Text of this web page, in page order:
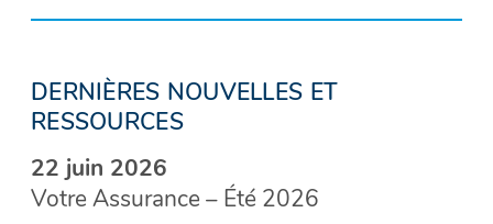
DERNIÈRES NOUVELLES ET
RESSOURCES
22 juin 2026
Votre Assurance – Été 2026